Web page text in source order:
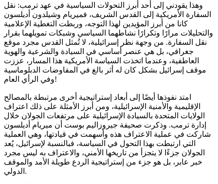
وهذا يقودني إلى أحد أبرز التحولات السياسية في عهد ترمب: نقل
السفارة الأمريكية إلى القدس الشريف، فميريام وشيلدون أديلسون
كانا من أبرز المؤيدين لهذا التوجه، وربطت التغطية الإعلامية
والتحليلات مرارًا وتكرارًا نشاطهما السياسي وشبكات تمويلهما بقرار
نقل السفارة. من وجهة نظر إسرائيلية، لا تُمثل القدس مجرد موقع
جغرافي، بل هي عنصر أساسي في السيادة والشرعية والهوية
العاطفية، وعندما اتخذت السياسة الأمريكية هذا المسار، عززت
موقف إسرائيل بشكل كان له أثر بالغ في المفاوضات الدبلوماسية
وفي الرأي العام!
امتد نفوذها أيضًا إلى أبعاد إستراتيجية أخرى مرتبطة بالمصالح
الإقليمية والأمنية الإسرائيلية، ومن أبرز الأمثلة على ذلك اعتراف
الولايات المتحدة بالسيادة الإسرائيلية على مرتفعات الجولان خلال
إدارة ترمب. وذكرت صحيفة جيروزاليم بوست أن ميريام أديلسون
شاركت في عملية الاعتراف هذه وأسهمت في قيادتها، وهي العملية
التي ارتبطت بهذا التحول في السياسة، فبالنسبة لإسرائيل، يُعد
الجولان جزءًا لا يتجزأ من تاريخها الأمني، والاعتراف به ليس مجرد
خبر عابر، بل هو جزء من إستراتيجية الردع طويلة الأمد والموقف
الدولي.